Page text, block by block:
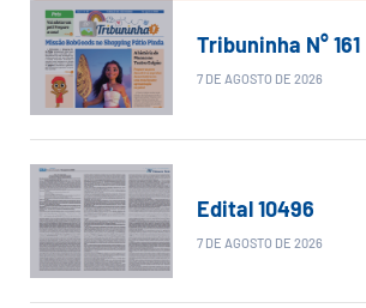
Tribuninha N° 161
7 DE AGOSTO DE 2026
Edital 10496
7 DE AGOSTO DE 2026